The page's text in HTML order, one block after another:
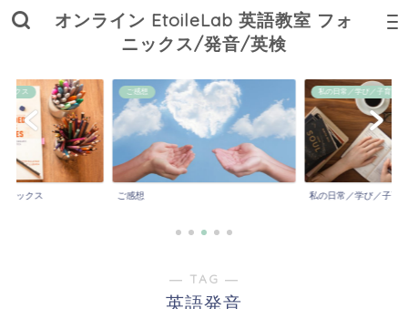
オンライン EtoileLab 英語教室 フォ
ニックス/発音/英検
ックス
ニックス
ご感想
ご感想
私の日常／学び／子育て
私の日常／学び／子育
― TAG ―
英語発音